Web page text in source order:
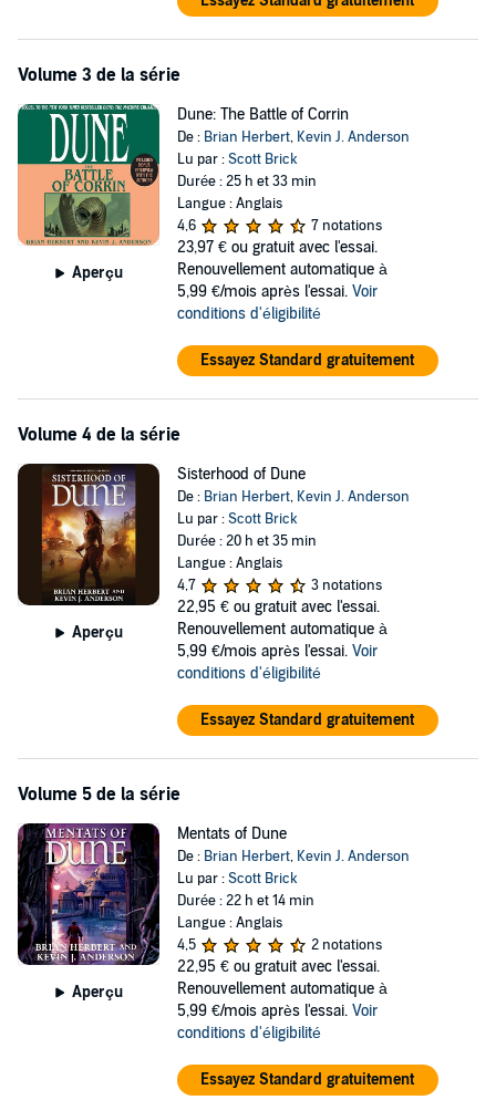
escape bondage to flee to the desert world where they will declare
A Macmillan Audio production from Tor Books.
EditBuild
Volume 3 de la série
Aperçu
Dune: The Battle of Corrin
De : Brian Herbert, Kevin J. Anderson
Lu par :Scott Brick
Durée : 25 h et 33 min
Langue : Anglais
4,6
7 notations
23,97 € ou gratuit avec l'essai.
Renouvellement automatique à
5,99 €/mois après l'essai. Voir
conditions d'éligibilité
Essayez Standard gratuitement
Volume 4 de la série
Aperçu
Sisterhood of Dune
De : Brian Herbert, Kevin J. Anderson
Lu par :Scott Brick
Durée : 20 h et 35 min
Langue : Anglais
4,7
3 notations
22,95 € ou gratuit avec l'essai.
Renouvellement automatique à
5,99 €/mois après l'essai. Voir
conditions d'éligibilité
Essayez Standard gratuitement
Volume 5 de la série
Aperçu
Mentats of Dune
De : Brian Herbert, Kevin J. Anderson
Lu par :Scott Brick
Durée : 22 h et 14 min
Langue : Anglais
4,5
2 notations
22,95 € ou gratuit avec l'essai.
Renouvellement automatique à
5,99 €/mois après l'essai. Voir
conditions d'éligibilité
Essayez Standard gratuitement